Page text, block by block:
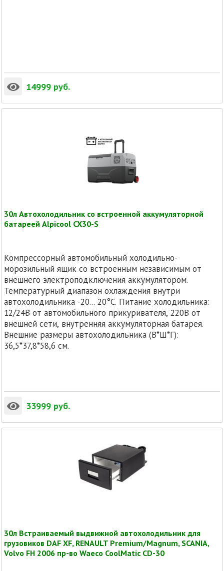
14999 руб.
30л Автохолодильник со встроенной аккумуляторной
батареей Alpicool CX30-S
Компрессорный автомобильный холодильно-
морозильный ящик со встроенным независимым от
внешнего электроподключения аккумулятором.
Температурный диапазон охлаждения внутри
автохолодильника -20... 20°C. Питание холодильника:
12/24В от автомобильного прикуривателя, 220В от
внешней сети, внутренняя аккумуляторная батарея.
Внешние размеры автохолодильника (В*Ш*Г):
36,5*37,8*58,6 см.
33999 руб.
30л Встраиваемый выдвижной автохолодильник для
грузовиков DAF XF, RENAULT Premium/Magnum, SCANIA,
Volvo FH 2006 пр-во Waeco CoolMatic CD-30